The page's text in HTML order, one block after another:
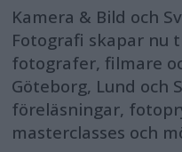
Kamera & Bild och
Fotografi skapar nu
fotografer, filmare
Göteborg, Lund och
föreläsningar,
masterclasses och